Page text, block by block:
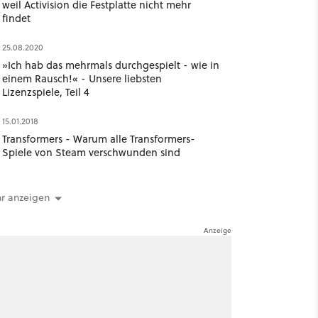
weil Activision die Festplatte nicht mehr
findet
25.08.2020
»Ich hab das mehrmals durchgespielt - wie in
einem Rausch!« - Unsere liebsten
Lizenzspiele, Teil 4
15.01.2018
Transformers - Warum alle Transformers-
Spiele von Steam verschwunden sind
anzeigen